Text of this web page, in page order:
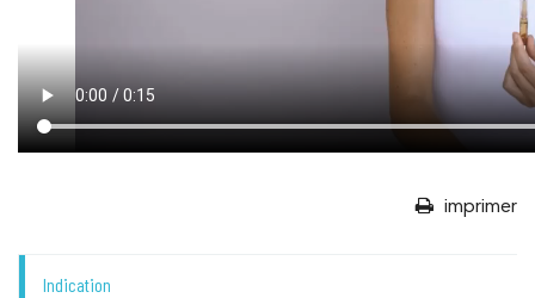
imprimer
Indication